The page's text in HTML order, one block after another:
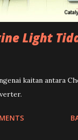
Light
kaitan antara